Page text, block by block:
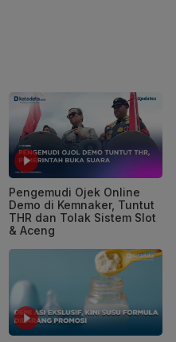
Pengemudi Ojek Online
Demo di Kemnaker, Tuntut
THR dan Tolak Sistem Slot
& Aceng